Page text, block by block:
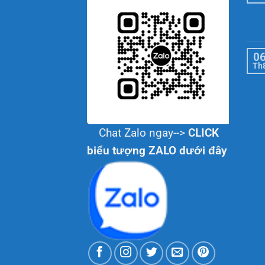
Chat Zalo ngay--> CLICK
biểu tượng ZALO dưới đây